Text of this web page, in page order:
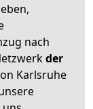
nach
der
Karlsruhe